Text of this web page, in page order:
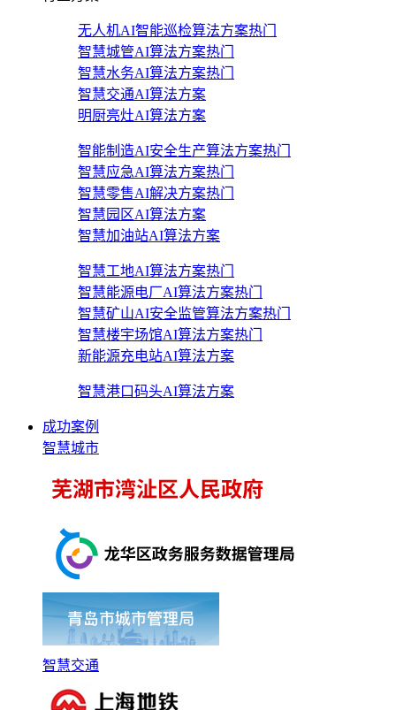
无人机AI智能巡检算法方案热门
智慧城管AI算法方案热门
智慧水务AI算法方案热门
智慧交通AI算法方案
明厨亮灶AI算法方案
智能制造AI安全生产算法方案热门
智慧应急AI算法方案热门
智慧零售AI解决方案热门
智慧园区AI算法方案
智慧加油站AI算法方案
智慧工地AI算法方案热门
智慧能源电厂AI算法方案热门
智慧矿山AI安全监管算法方案热门
智慧楼宇场馆AI算法方案热门
新能源充电站AI算法方案
智慧港口码头AI算法方案
成功案例
智慧城市
智慧交通